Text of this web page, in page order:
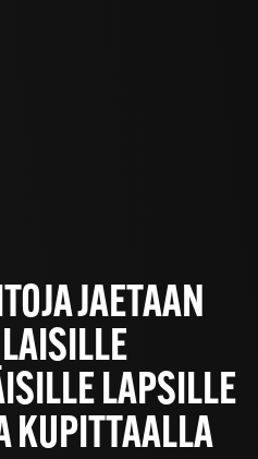
JAETAAN
LAPSILLE
KUPITTAALLA